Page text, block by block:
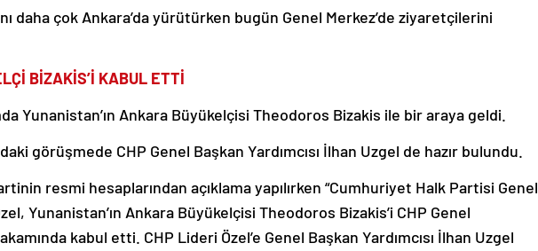
daha çok Ankara’da yürütürken bugün Genel Merkez’de ziyaretçilerini
BİZAKİS’İ KABUL ETTİ
Yunanistan’ın Ankara Büyükelçisi Theodoros Bizakis ile bir araya geldi.
görüşmede CHP Genel Başkan Yardımcısı İlhan Uzgel de hazır bulundu.
resmi hesaplarından açıklama yapılırken “Cumhuriyet Halk Partisi Genel
Yunanistan’ın Ankara Büyükelçisi Theodoros Bizakis’i CHP Genel
kabul etti. CHP Lideri Özel’e Genel Başkan Yardımcısı İlhan Uzgel